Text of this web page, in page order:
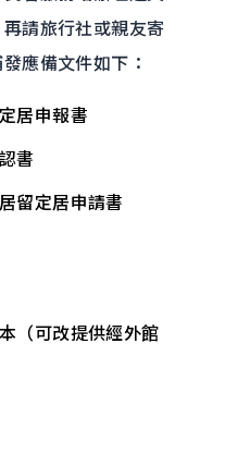
請旅行社或親友寄
應備文件如下：
居申報書
書
留定居申請書
（可改提供經外館